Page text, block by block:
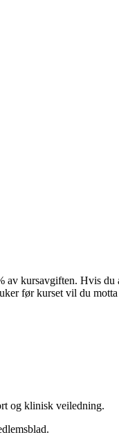
kursavgiften. Hvis du
før kurset vil du
og klinisk veiledning.